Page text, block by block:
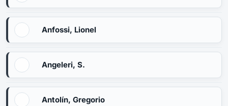
Anfossi, Lionel
Angeleri, S.
Antolín, Gregorio